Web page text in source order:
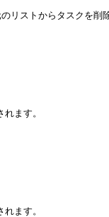
リストからタスクを削
ます。
ます。